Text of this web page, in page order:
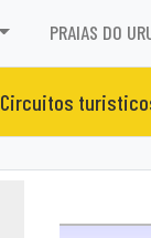
PRAIAS DO
Circuitos